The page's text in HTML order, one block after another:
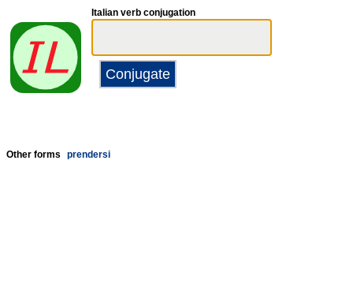
Italian verb conjugation
Other forms prendersi